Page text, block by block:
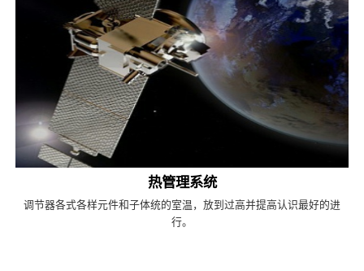
热管理系统
调节器各式各样元件和子体统的室温，放到过高并提高认识最好的进
行。